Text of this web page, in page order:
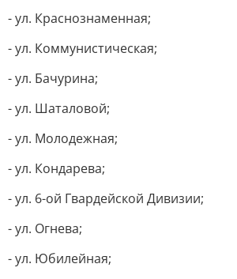
- ул. Краснознаменная;
- ул. Коммунистическая;
- ул. Бачурина;
- ул. Шаталовой;
- ул. Молодежная;
- ул. Кондарева;
- ул. 6-ой Гвардейской Дивизии;
- ул. Огнева;
- ул. Юбилейная;